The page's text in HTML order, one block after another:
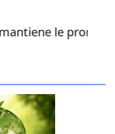
le promesse